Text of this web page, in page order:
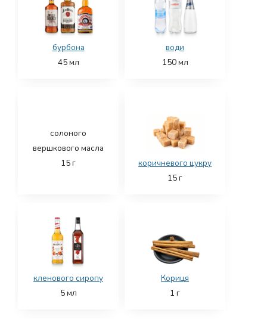
бурбона
45мл
води
150мл
солоного
вершкового масла
15г
коричневого цукру
15г
кленового сиропу
5мл
Кориця
1 г